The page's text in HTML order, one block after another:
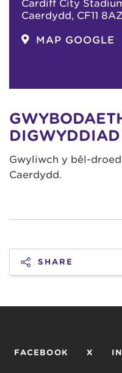
Cardiff City
Caerdydd, CF11 8AZ
MAP GOOGLE
DIGWYDDIAD
Gwyliwch y bêl-
Caerdydd.
SHARE
FACEBOOK X